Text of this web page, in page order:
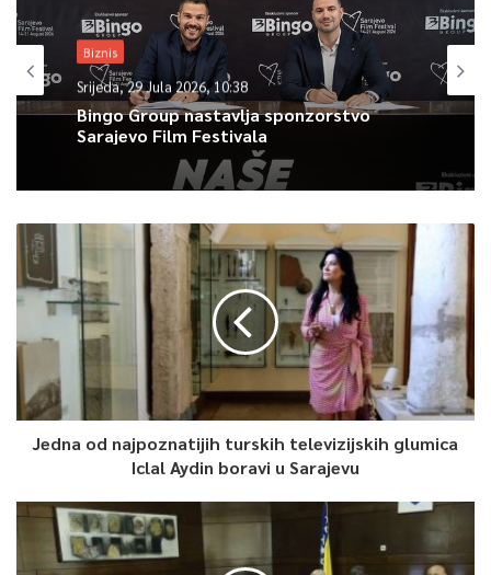
kako navode, čak i povećavaju proizvodnju.
0
Article Rating
Biznis
Srijeda, 29 Jula 2026, 10:38
Bingo Group nastavlja sponzorstvo
Sarajevo Film Festivala
Jedna od najpoznatijih turskih televizijskih glumica
Iclal Aydin boravi u Sarajevu